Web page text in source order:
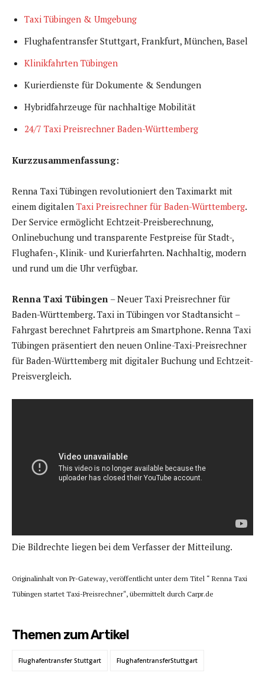
Taxi Tübingen & Umgebung
Flughafentransfer Stuttgart, Frankfurt, München, Basel
Klinikfahrten Tübingen
Kurierdienste für Dokumente & Sendungen
Hybridfahrzeuge für nachhaltige Mobilität
24/7 Taxi Preisrechner Baden-Württemberg
Kurzzusammenfassung:
Renna Taxi Tübingen revolutioniert den Taximarkt mit
einem digitalen Taxi Preisrechner für Baden-Württemberg.
Der Service ermöglicht Echtzeit-Preisberechnung,
Onlinebuchung und transparente Festpreise für Stadt-,
Flughafen-, Klinik- und Kurierfahrten. Nachhaltig, modern
und rund um die Uhr verfügbar.
Renna Taxi Tübingen – Neuer Taxi Preisrechner für
Baden-Württemberg.Taxi in Tübingen vor Stadtansicht –
Fahrgast berechnet Fahrtpreis am Smartphone.Renna Taxi
Tübingen präsentiert den neuen Online-Taxi-Preisrechner
für Baden-Württemberg mit digitaler Buchung und Echtzeit-
Preisvergleich.
Die Bildrechte liegen bei dem Verfasser der Mitteilung.
Originalinhalt von Pr-Gateway, veröffentlicht unter dem Titel “ Renna Taxi
Tübingen startet Taxi-Preisrechner“, übermittelt durch Carpr.de
Themen zum Artikel
Flughafentransfer Stuttgart FlughafentransferStuttgart